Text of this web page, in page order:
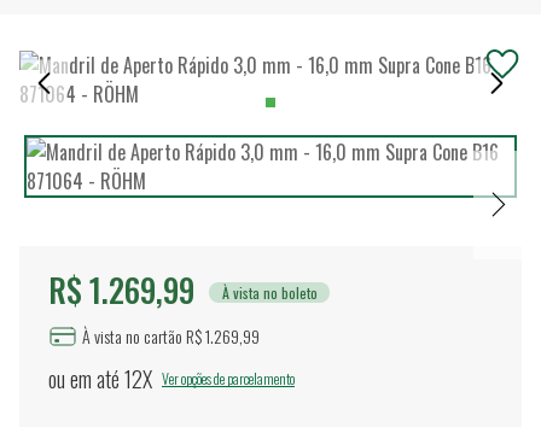
R$ 1.269,99 À vista no boleto
À vista no cartão R$ 1.269,99
ou em até12X Ver opções de parcelamento